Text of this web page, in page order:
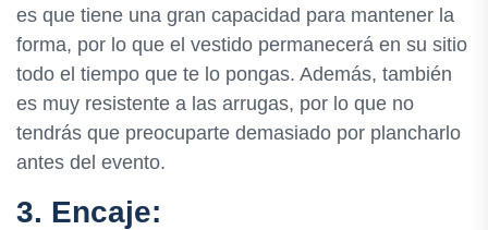
es que tiene una gran capacidad para mantener la
forma, por lo que el vestido permanecerá en su sitio
todo el tiempo que te lo pongas. Además, también
es muy resistente a las arrugas, por lo que no
tendrás que preocuparte demasiado por plancharlo
antes del evento.
3. Encaje: